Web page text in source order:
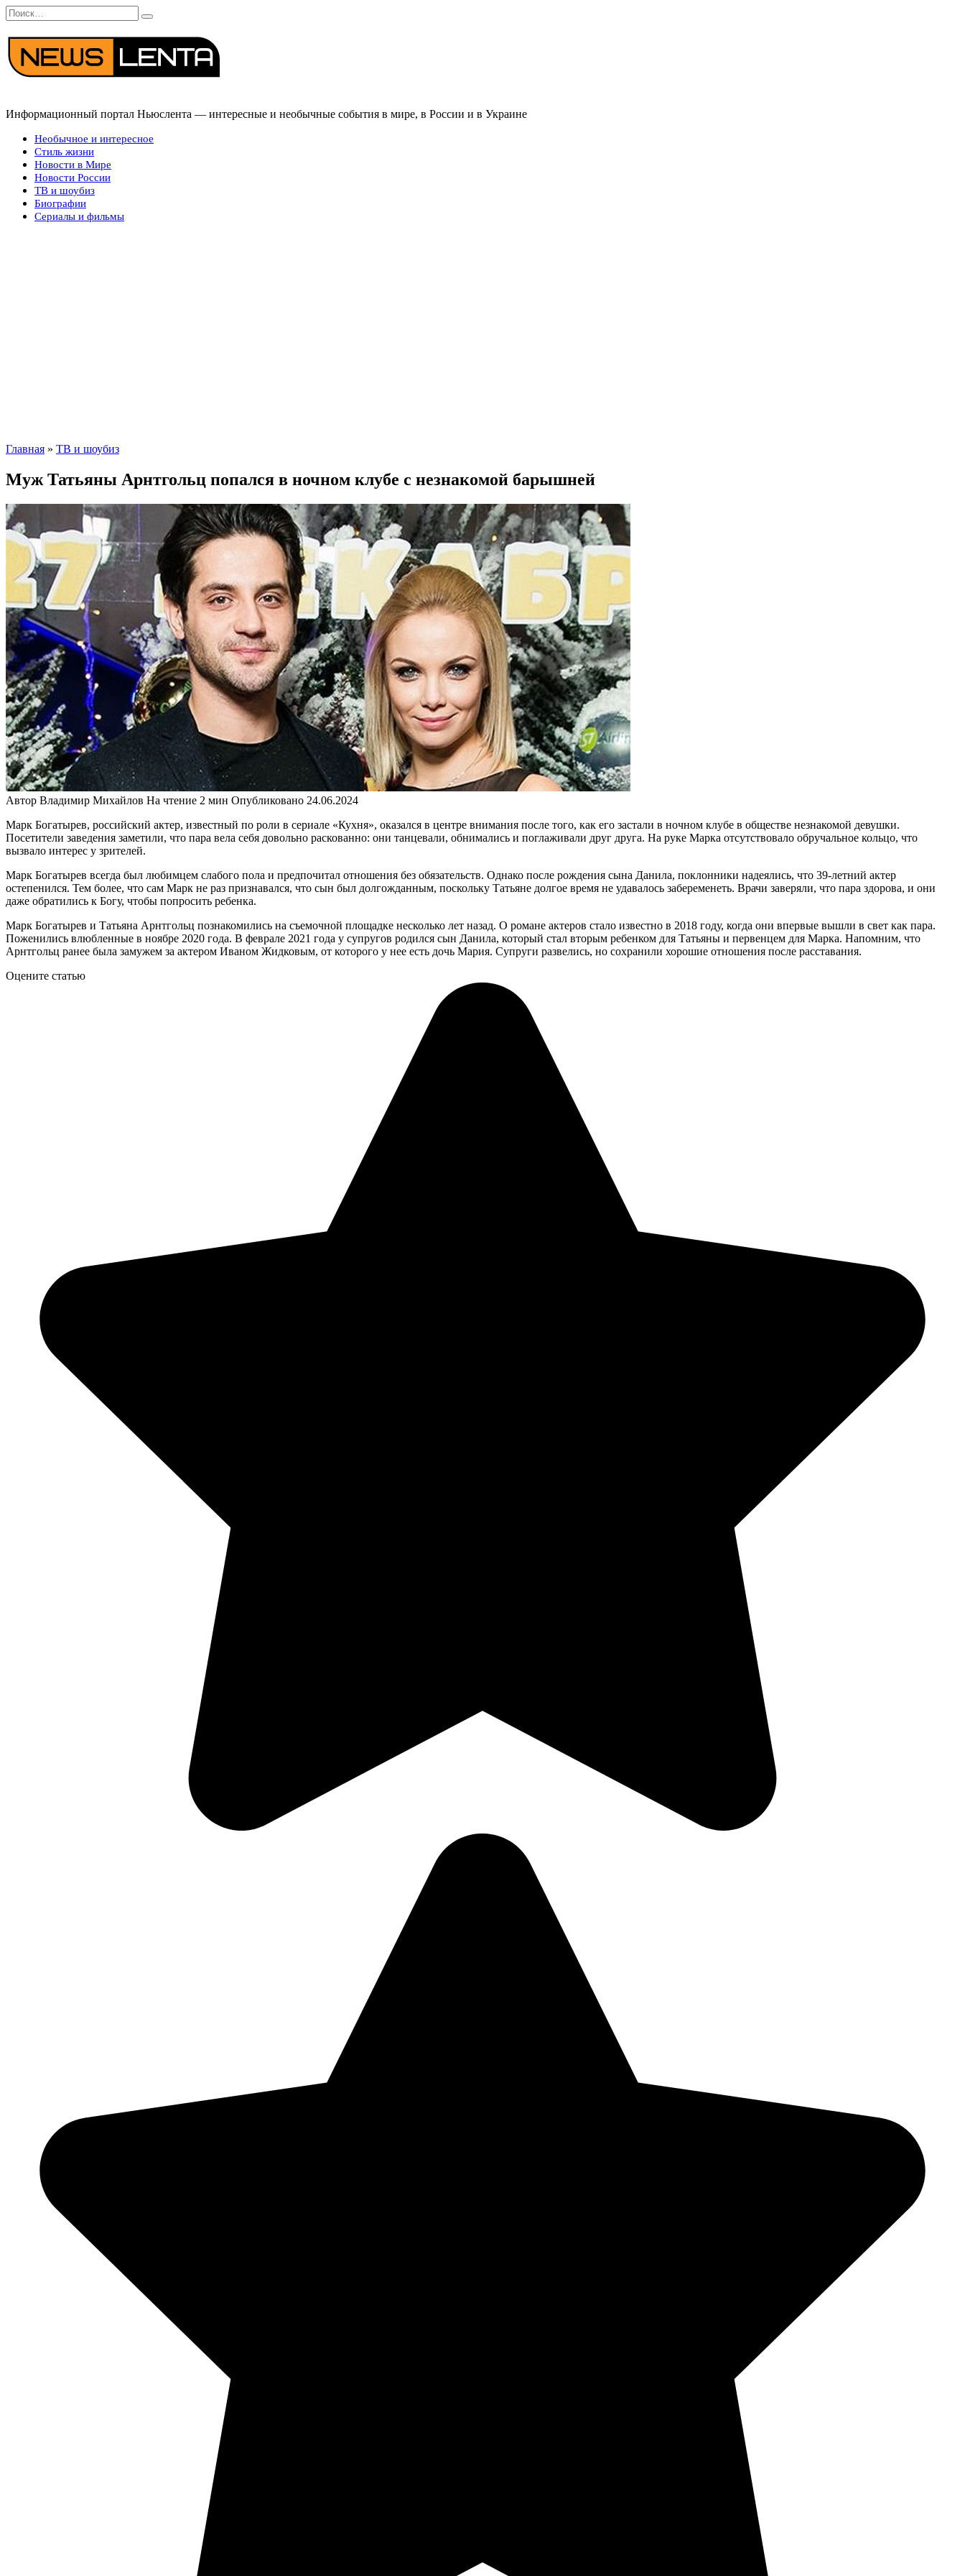
Перейти
к
содержанию
Search
for:
Информационный портал Ньюслента — интересные и необычные события в мире, в России и в Украине
Необычное и интересное
Стиль жизни
Новости в Мире
Новости России
ТВ и шоубиз
Биографии
Сериалы и фильмы
Главная » ТВ и шоубиз
Муж Татьяны Арнтгольц попался в ночном клубе с незнакомой барышней
Автор Владимир Михайлов На чтение 2 мин Опубликовано 24.06.2024
Марк Богатырев, российский актер, известный по роли в сериале «Кухня», оказался в центре внимания после того, как его застали в ночном клубе в обществе незнакомой девушки.
Посетители заведения заметили, что пара вела себя довольно раскованно: они танцевали, обнимались и поглаживали друг друга. На руке Марка отсутствовало обручальное кольцо, что
вызвало интерес у зрителей.
Марк Богатырев всегда был любимцем слабого пола и предпочитал отношения без обязательств. Однако после рождения сына Данила, поклонники надеялись, что 39-летний актер
остепенился. Тем более, что сам Марк не раз признавался, что сын был долгожданным, поскольку Татьяне долгое время не удавалось забеременеть. Врачи заверяли, что пара здорова, и они
даже обратились к Богу, чтобы попросить ребенка.
Марк Богатырев и Татьяна Арнтгольц познакомились на съемочной площадке несколько лет назад. О романе актеров стало известно в 2018 году, когда они впервые вышли в свет как пара.
Поженились влюбленные в ноябре 2020 года. В феврале 2021 года у супругов родился сын Данила, который стал вторым ребенком для Татьяны и первенцем для Марка. Напомним, что
Арнтгольц ранее была замужем за актером Иваном Жидковым, от которого у нее есть дочь Мария. Супруги развелись, но сохранили хорошие отношения после расставания.
Оцените статью